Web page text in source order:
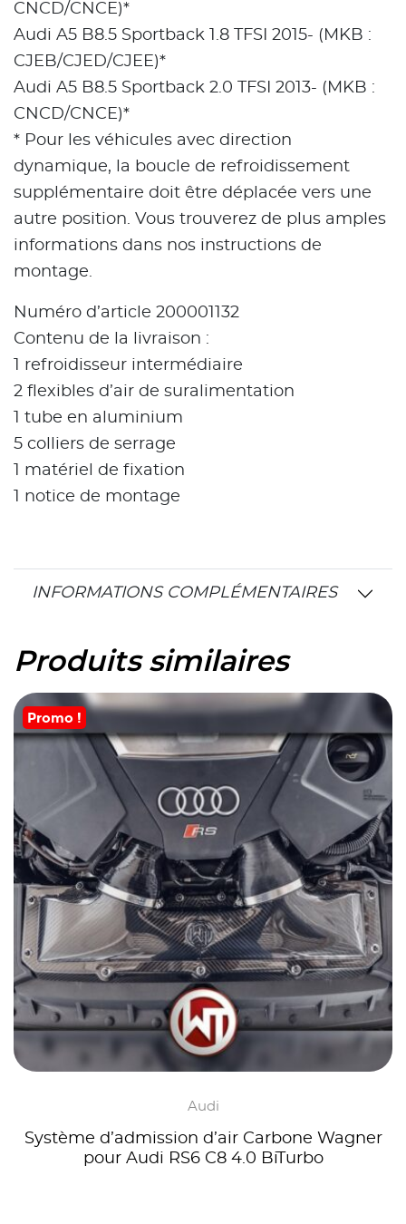
CNCD/CNCE)*
Audi A5 B8.5 Sportback 1.8 TFSI 2015- (MKB :
CJEB/CJED/CJEE)*
Audi A5 B8.5 Sportback 2.0 TFSI 2013- (MKB :
CNCD/CNCE)*
* Pour les véhicules avec direction
dynamique, la boucle de refroidissement
supplémentaire doit être déplacée vers une
autre position. Vous trouverez de plus amples
informations dans nos instructions de
montage.
Numéro d’article 200001132
Contenu de la livraison :
1 refroidisseur intermédiaire
2 flexibles d’air de suralimentation
1 tube en aluminium
5 colliers de serrage
1 matériel de fixation
1 notice de montage
INFORMATIONS COMPLÉMENTAIRES
Produits similaires
Promo !
Audi
Système d’admission d’air Carbone Wagner
pour Audi RS6 C8 4.0 BiTurbo